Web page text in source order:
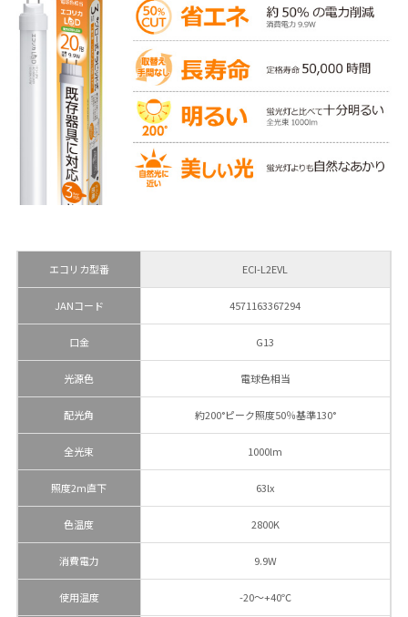
エコリカ型番 ECI-L2EVL
JANコード 4571163367294
口金 G13
光源色 電球色相当
配光角 約200°ピーク照度50％基準130°
全光束 1000lm
照度2m直下 63lx
色温度 2800K
消費電力 9.9W
使用温度 -20〜+40℃